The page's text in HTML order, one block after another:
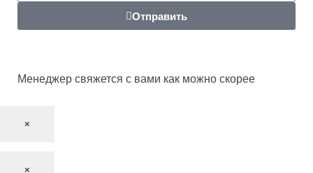
Отправить
Менеджер свяжется с вами как можно скорее
×
×